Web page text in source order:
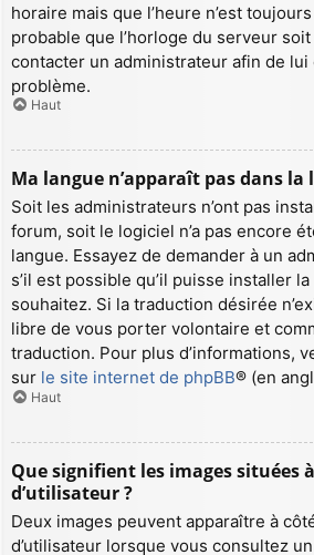
horaire mais que l’heure n’est
probable que l’horloge du serveur
contacter un administrateur afin de lui
problème.
Haut
Ma langue n’apparaît pas dans la
Soit les administrateurs n’ont pas
forum, soit le logiciel n’a pas encore
langue. Essayez de demander à un
s’il est possible qu’il puisse installer
souhaitez. Si la traduction désirée
libre de vous porter volontaire et
traduction. Pour plus d’informations,
sur le site internet de phpBB® (en
Haut
Que signifient les images situées
d’utilisateur ?
Deux images peuvent apparaître à
d’utilisateur lorsque vous consultez